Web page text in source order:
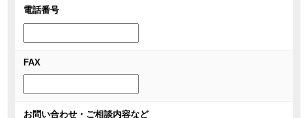
電話番号
FAX
お問い合わせ・ご相談内容など